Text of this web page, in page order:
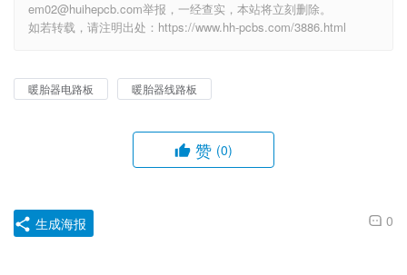
em02@huihepcb.com举报，一经查实，本站将立刻删除。
如若转载，请注明出处：https://www.hh-pcbs.com/3886.html
暖胎器电路板 暖胎器线路板
赞 (0)
0
生成海报